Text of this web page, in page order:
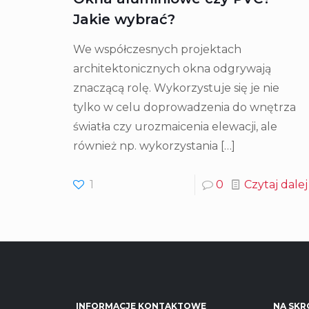
Jakie wybrać?
We współczesnych projektach
architektonicznych okna odgrywają
znaczącą rolę. Wykorzystuje się je nie
tylko w celu doprowadzenia do wnętrza
światła czy urozmaicenia elewacji, ale
również np. wykorzystania […]
1 0 Czytaj dalej
INFORMACJE KONTAKTOWE NA